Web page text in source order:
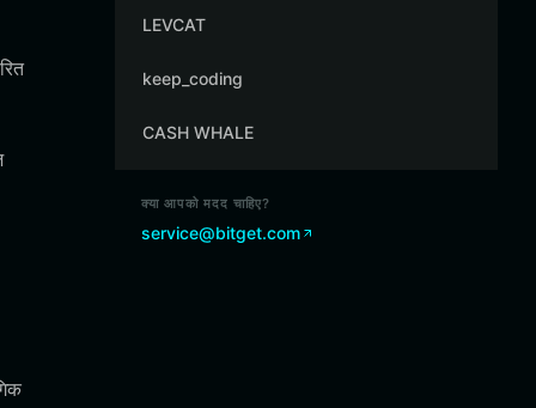
LEVCAT
keep_coding
CASH WHALE
क्या आपको मदद चाहिए?
service@bitget.com